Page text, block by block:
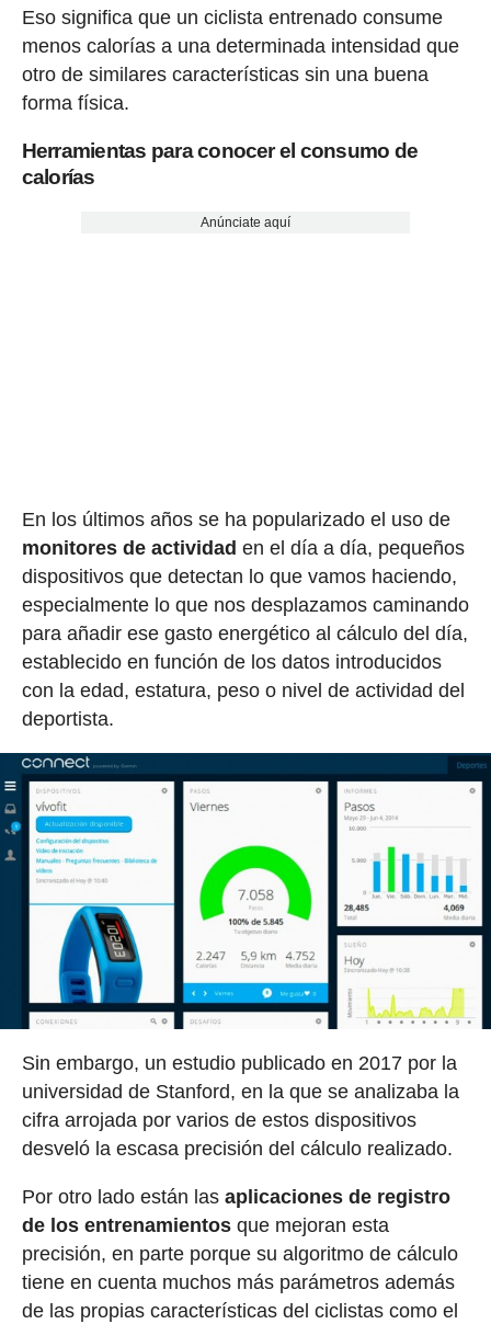
Eso significa que un ciclista entrenado consume
menos calorías a una determinada intensidad que
otro de similares características sin una buena
forma física.
Herramientas para conocer el consumo de
calorías
Anúnciate aquí
En los últimos años se ha popularizado el uso de
monitores de actividad en el día a día, pequeños
dispositivos que detectan lo que vamos haciendo,
especialmente lo que nos desplazamos caminando
para añadir ese gasto energético al cálculo del día,
establecido en función de los datos introducidos
con la edad, estatura, peso o nivel de actividad del
deportista.
Sin embargo, un estudio publicado en 2017 por la
universidad de Stanford, en la que se analizaba la
cifra arrojada por varios de estos dispositivos
desveló la escasa precisión del cálculo realizado.
Por otro lado están las aplicaciones de registro
de los entrenamientosque mejoran esta
precisión, en parte porque su algoritmo de cálculo
tiene en cuenta muchos más parámetros además
de las propias características del ciclistas como el